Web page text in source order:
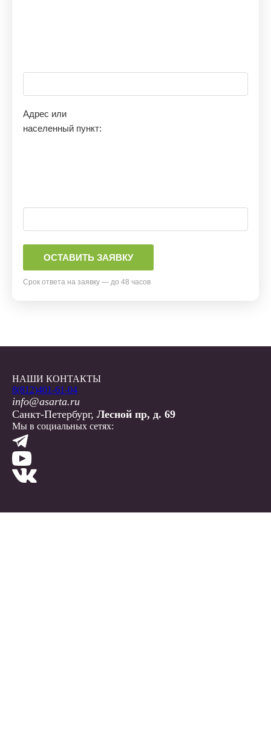
Адрес или
населенный пункт:
Срок ответа на заявку — до 48 часов
НАШИ КОНТАКТЫ
8(812)401-61-04
info@asarta.ru
Санкт-Петербург, Лесной пр, д. 69
Мы в социальных сетях: